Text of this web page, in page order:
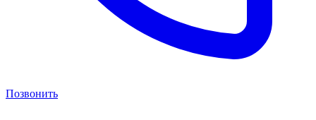
Позвонить